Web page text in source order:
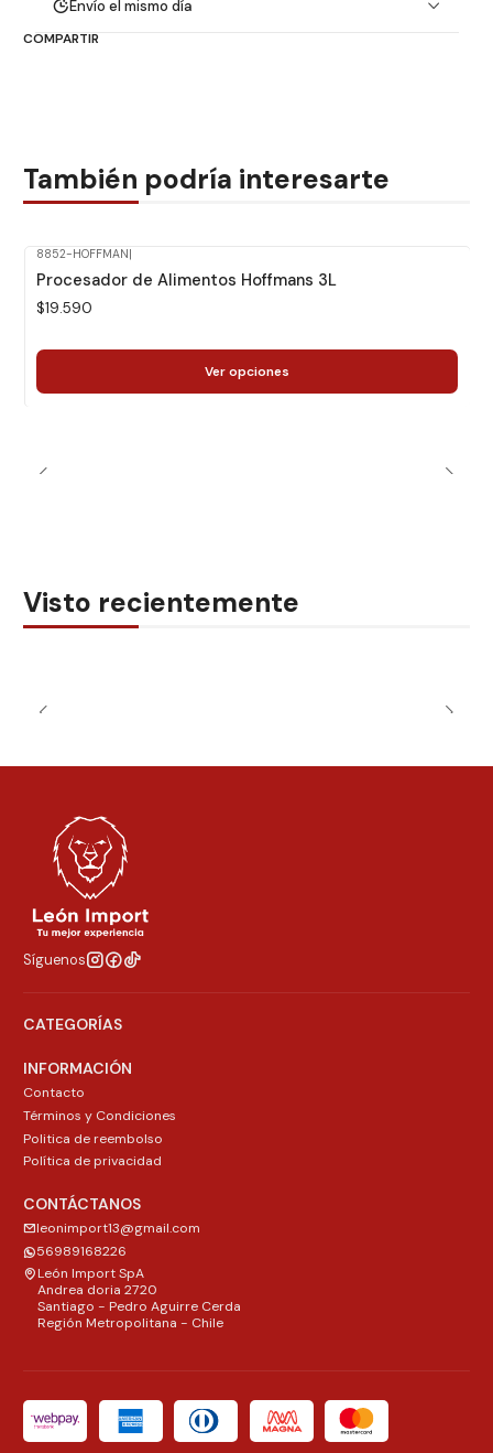
Envío el mismo día
COMPARTIR
También podría interesarte
8852-HOFFMAN|
Procesador de Alimentos Hoffmans 3L
$19.590
Ver opciones
Visto recientemente
Síguenos
CATEGORÍAS
INFORMACIÓN
Contacto
Términos y Condiciones
Politica de reembolso
Política de privacidad
CONTÁCTANOS
leonimport13@gmail.com
56989168226
León Import SpA
Andrea doria 2720
Santiago - Pedro Aguirre Cerda
Región Metropolitana - Chile